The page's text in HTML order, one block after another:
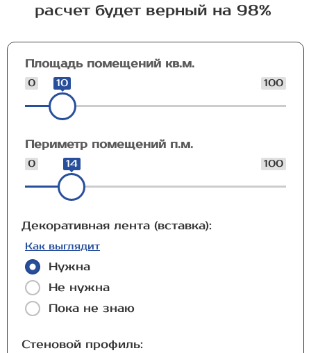
расчет будет верный на 98%
Площадь помещений кв.м.
0 100
10
Периметр помещений п.м.
0 100
14
Декоративная лента (вставка):
Как выглядит
Нужна
Не нужна
Пока не знаю
Стеновой профиль: